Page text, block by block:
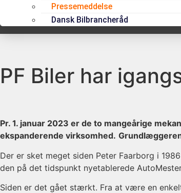
Pressemeddelse
Dansk Bilbrancheråd
PF Biler har
Pr. 1. januar 2023 er de to mangeårige
ekspanderende virksomhed.
Der er sket meget siden Peter Faarborg i
den på det tidspunkt nyetablerede
Siden er det gået stærkt. Fra at være en